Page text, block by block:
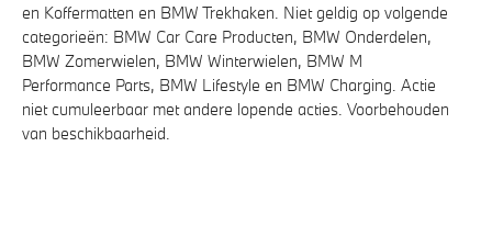
en Koffermatten en BMW Trekhaken. Niet geldig op volgende
categorieën: BMW Car Care Producten, BMW Onderdelen,
BMW Zomerwielen, BMW Winterwielen, BMW M
Performance Parts, BMW Lifestyle en BMW Charging. Actie
niet cumuleerbaar met andere lopende acties. Voorbehouden
van beschikbaarheid.